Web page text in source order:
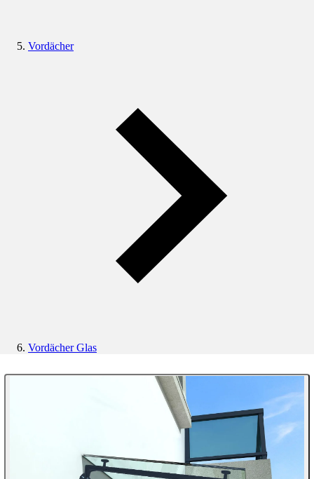
Vordächer
Vordächer Glas